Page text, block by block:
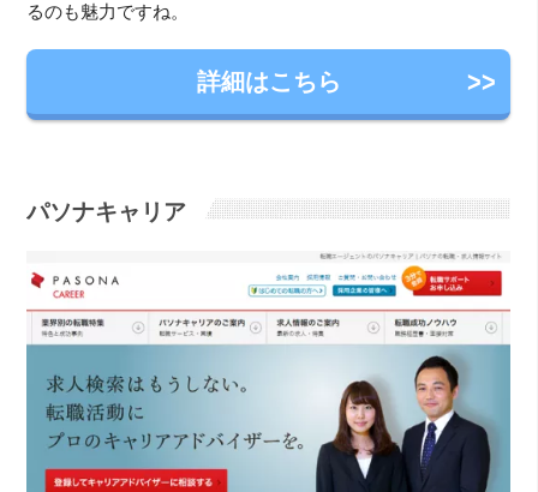
るのも魅力ですね。
詳細はこちら
パソナキャリア